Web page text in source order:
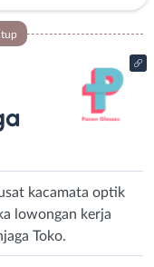
kacamata optik
lowongan kerja
Toko.